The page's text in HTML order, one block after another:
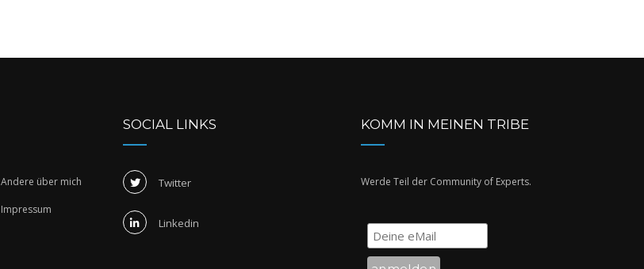
Andere über mich
Impressum
SOCIAL LINKS
Twitter
Linkedin
KOMM IN MEINEN TRIBE
Werde Teil der Community of Experts.